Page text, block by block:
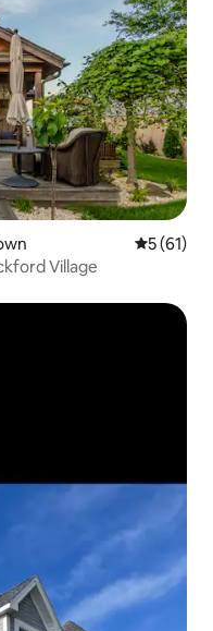
5 (61)
Village